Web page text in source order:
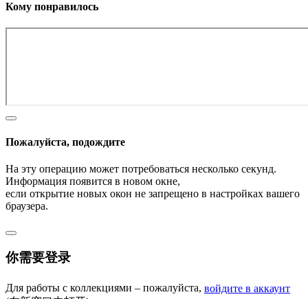
Кому понравилось
Пожалуйста, подождите
На эту операцию может потребоваться несколько секунд.
Информация появится в новом окне,
если открытие новых окон не запрещено в настройках вашего
браузера.
你需要登录
Для работы с коллекциями – пожалуйста, войдите в аккаунт